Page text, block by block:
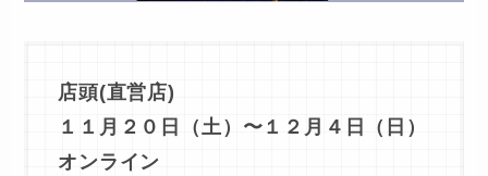
店頭(直営店)
１１月２０日（土）〜 １２月４日（日）
オンライン